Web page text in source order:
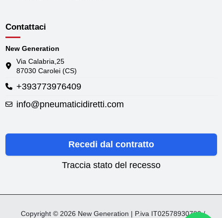
Contattaci
New Generation
Via Calabria,25
87030 Carolei (CS)
+393773976409
info@pneumaticidiretti.com
Recedi dal contratto
Traccia stato del recesso
Copyright © 2026 New Generation | P.iva IT02578930782 /